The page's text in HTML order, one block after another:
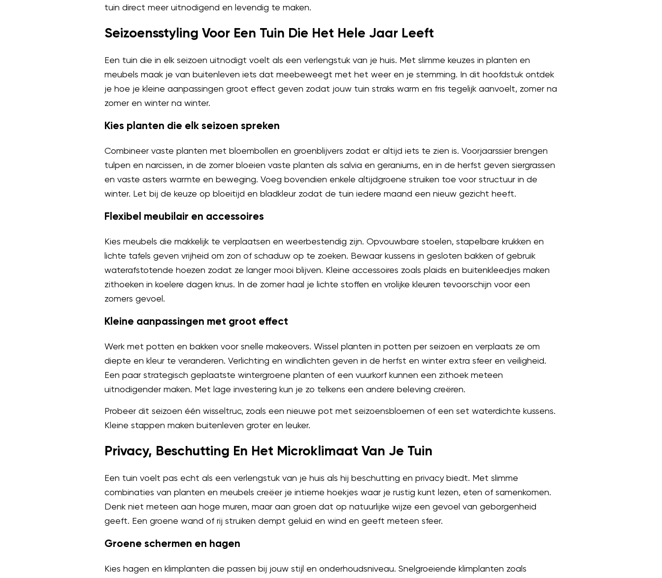
tuin direct meer uitnodigend en levendig te maken.
Seizoensstyling Voor Een Tuin Die Het Hele Jaar Leeft
Een tuin die in elk seizoen uitnodigt voelt als een verlengstuk van je huis. Met slimme keuzes in planten en
meubels maak je van buitenleven iets dat meebeweegt met het weer en je stemming. In dit hoofdstuk ontdek
je hoe je kleine aanpassingen groot effect geven zodat jouw tuin straks warm en fris tegelijk aanvoelt, zomer na
zomer en winter na winter.
Kies planten die elk seizoen spreken
Combineer vaste planten met bloembollen en groenblijvers zodat er altijd iets te zien is. Voorjaarssier brengen
tulpen en narcissen, in de zomer bloeien vaste planten als salvia en geraniums, en in de herfst geven siergrassen
en vaste asters warmte en beweging. Voeg bovendien enkele altijdgroene struiken toe voor structuur in de
winter. Let bij de keuze op bloeitijd en bladkleur zodat de tuin iedere maand een nieuw gezicht heeft.
Flexibel meubilair en accessoires
Kies meubels die makkelijk te verplaatsen en weerbestendig zijn. Opvouwbare stoelen, stapelbare krukken en
lichte tafels geven vrijheid om zon of schaduw op te zoeken. Bewaar kussens in gesloten bakken of gebruik
waterafstotende hoezen zodat ze langer mooi blijven. Kleine accessoires zoals plaids en buitenkleedjes maken
zithoeken in koelere dagen knus. In de zomer haal je lichte stoffen en vrolijke kleuren tevoorschijn voor een
zomers gevoel.
Kleine aanpassingen met groot effect
Werk met potten en bakken voor snelle makeovers. Wissel planten in potten per seizoen en verplaats ze om
diepte en kleur te veranderen. Verlichting en windlichten geven in de herfst en winter extra sfeer en veiligheid.
Een paar strategisch geplaatste wintergroene planten of een vuurkorf kunnen een zithoek meteen
uitnodigender maken. Met lage investering kun je zo telkens een andere beleving creëren.
Probeer dit seizoen één wisseltruc, zoals een nieuwe pot met seizoensbloemen of een set waterdichte kussens.
Kleine stappen maken buitenleven groter en leuker.
Privacy, Beschutting En Het Microklimaat Van Je Tuin
Een tuin voelt pas echt als een verlengstuk van je huis als hij beschutting en privacy biedt. Met slimme
combinaties van planten en meubels creëer je intieme hoekjes waar je rustig kunt lezen, eten of samenkomen.
Denk niet meteen aan hoge muren, maar aan groen dat op natuurlijke wijze een gevoel van geborgenheid
geeft. Een groene wand of rij struiken dempt geluid en wind en geeft meteen sfeer.
Groene schermen en hagen
Kies hagen en klimplanten die passen bij jouw stijl en onderhoudsniveau. Snelgroeiende klimplanten zoals